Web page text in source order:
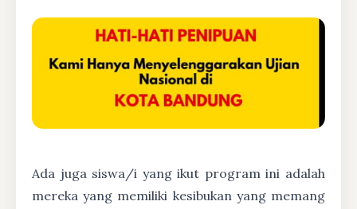
Ada juga siswa/i yang ikut program ini adalah
mereka yang memiliki kesibukan yang memang